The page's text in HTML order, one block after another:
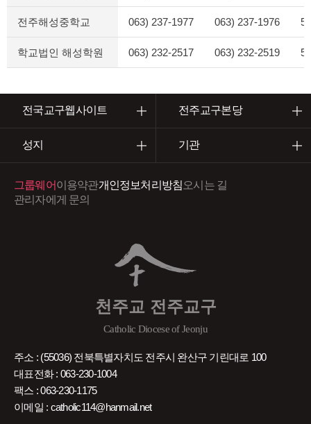
전주해성중학교 063) 237-1977 063) 237-1976
학교법인 해성학원 063) 232-2517 063) 232-2519
전국교구웹사이트 전주교구본당
성지 기관
천주교 전주교구
Catholic Diocese of Jeonju
그룹웨어이용약관개인정보처리방침오시는 길
관리자에게 문의
주소 : (55036) 전북특별자치도 전주시 완산구 기린대로 100
대표전화 : 063-230-1004
팩스 : 063-230-1175
이메일 : catholic114@hanmail.net